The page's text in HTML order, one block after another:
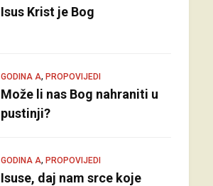
Isus Krist je Bog
GODINA A, PROPOVIJEDI
Može li nas Bog nahraniti u
pustinji?
GODINA A, PROPOVIJEDI
Isuse, daj nam srce koje